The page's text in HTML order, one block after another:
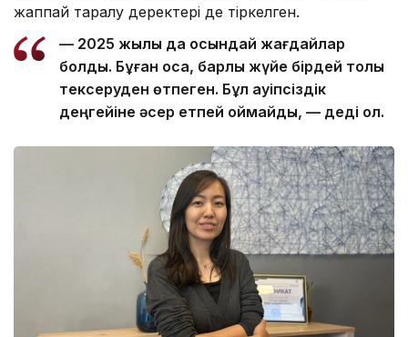
жаппай таралу деректері де тіркелген.
— 2025 жылы да осындай жағдайлар
болды. Бұған қоса, барлық жүйе бірдей толық
тексеруден өтпеген. Бұл қауіпсіздік
деңгейіне әсер етпей қоймайды, — деді ол.